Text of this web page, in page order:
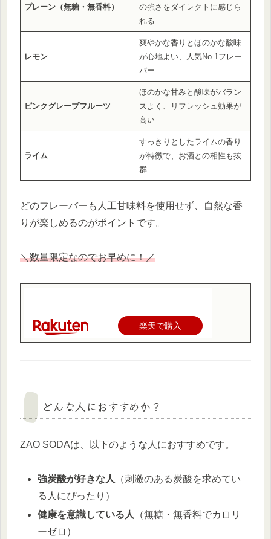
プレーン（無糖・無香料）
の強さをダイレクトに感じら
れる
レモン
爽やかな香りとほのかな酸味
が心地よい、人気No.1フレー
バー
ピンクグレープフルーツ
ほのかな甘みと酸味がバラン
スよく、リフレッシュ効果が
高い
ライム
すっきりとしたライムの香り
が特徴で、お酒との相性も抜
群
どのフレーバーも人工甘味料を使用せず、自然な香
りが楽しめるのがポイントです。
＼数量限定なのでお早めに！／
楽天で購入
どんな人におすすめか？
ZAO SODAは、以下のような人におすすめです。
強炭酸が好きな人
（刺激のある炭酸を求めてい
る人にぴったり）
健康を意識している人
（無糖・無香料でカロリ
ーゼロ）